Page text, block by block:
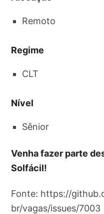
Remoto
Regime
CLT
Nível
Sênior
Venha fazer parte
Solfácil!
Fonte: https://
br/vagas/issues/7003